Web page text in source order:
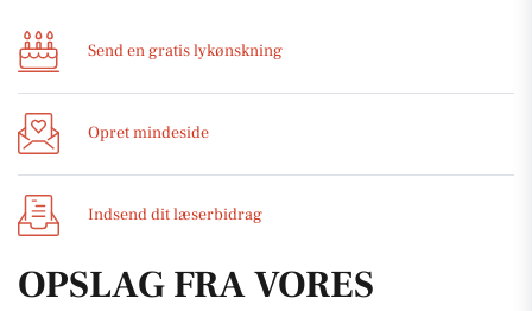
Send en gratis lykønskning
Opret mindeside
Indsend dit læserbidrag
OPSLAG FRA VORES